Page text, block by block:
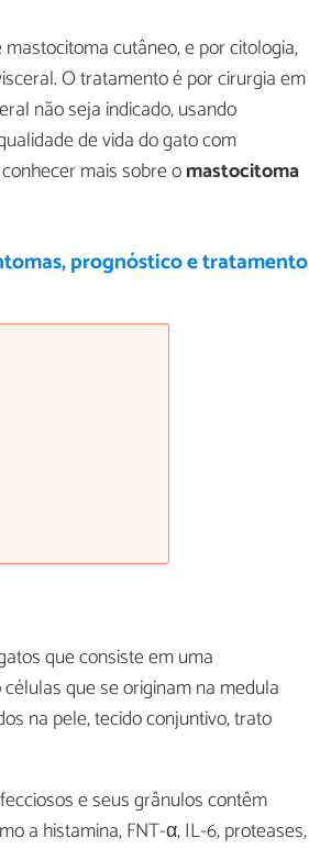
cutâneo, e por citologia,
O tratamento é por cirurgia em
não seja indicado, usando
de vida do gato com
mais sobre omastocitoma
prognóstico e tratamento
que consiste em uma
que se originam na medula
na pele, tecido conjuntivo, trato
e seus grânulos contêm
a histamina, FNT-α, IL-6, proteases,